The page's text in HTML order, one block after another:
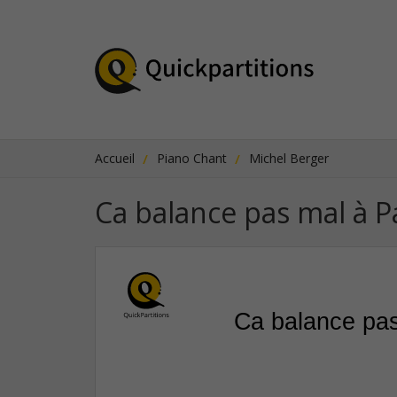
Accueil Piano Chant Michel Berger
Ca balance pas mal à
Ca balance